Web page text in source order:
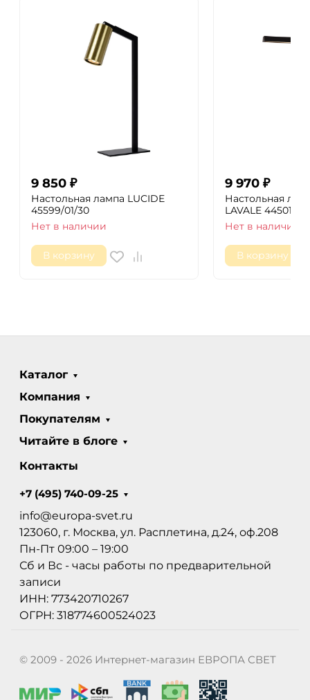
9 850 ₽
Настольная лампа LUCIDE
45599/01/30
Нет в наличии
В корзину
9 970 ₽
Настольная
LAVALE 44501/
Нет в наличии
В корзину
Каталог
Компания
Покупателям
Читайте в блоге
Контакты
+7 (495) 740-09-25
info@europa-svet.ru
123060, г. Москва, ул. Расплетина, д.24, оф.208
Пн-Пт 09:00 – 19:00
Сб и Вс - часы работы по предварительной
записи
ИНН: 773420710267
ОГРН: 318774600524023
© 2009 - 2026 Интернет-магазин ЕВРОПА СВЕТ